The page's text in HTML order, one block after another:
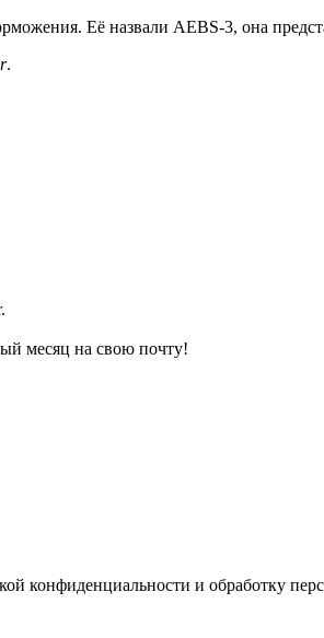
Её назвали AEBS-3, она
.
месяц на свою почту!
конфиденциальности и обработку